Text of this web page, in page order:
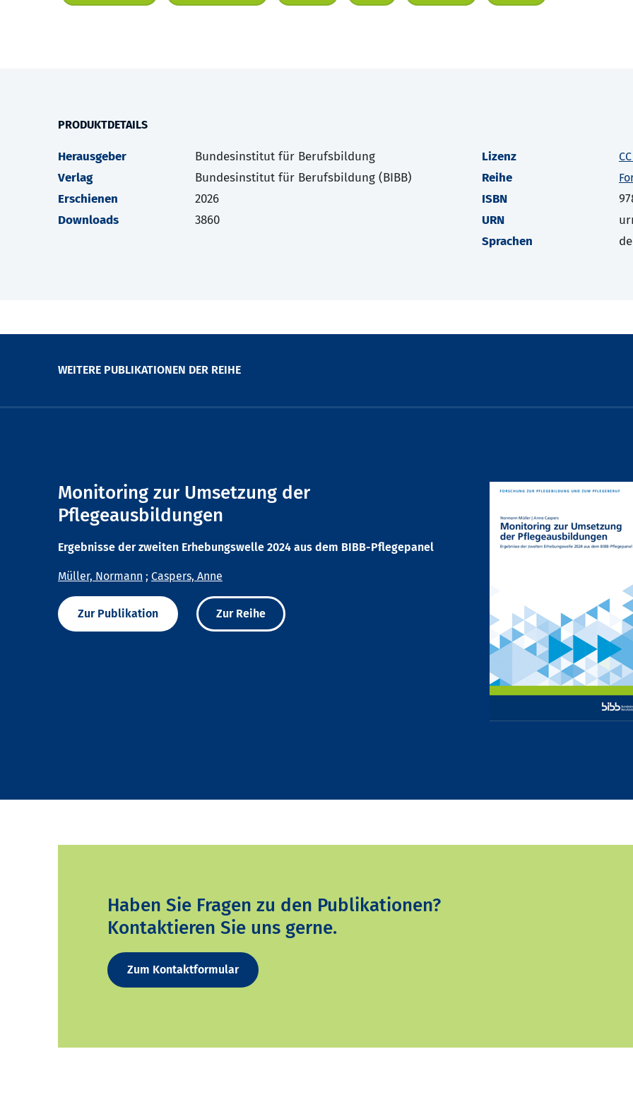
PRODUKTDETAILS
Herausgeber
Bundesinstitut für Berufsbildung
Verlag
Bundesinstitut für Berufsbildung (BIBB)
Erschienen
2026
Downloads
3860
Lizenz
Reihe
ISBN
URN
Sprachen
WEITERE PUBLIKATIONEN DER REIHE
Monitoring zur Umsetzung der
Pflegeausbildungen
Ergebnisse der zweiten Erhebungswelle 2024 aus dem BIBB-Pflegepanel
Müller, Normann ; Caspers, Anne
Zur Publikation Zur Reihe
Haben Sie Fragen zu den Publikationen?
Kontaktieren Sie uns gerne.
Zum Kontaktformular